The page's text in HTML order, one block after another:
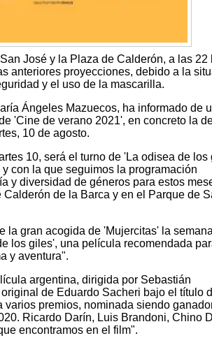
José y la Plaza de Calderón, a las 22
anteriores proyecciones, debido a la
y el uso de la mascarilla.
Ángeles Mazuecos, ha informado de
'Cine de verano 2021', en concreto la
10 de agosto.
10, será el turno de 'La odisea de los
con la que seguimos la programación
y diversidad de géneros para estos
de la Barca y en el Parque de
la gran acogida de 'Mujercitas' la semana
los giles', una película recomendada
y aventura".
argentina, dirigida por Sebastián
de Eduardo Sacheri bajo el título
premios, nominada siendo
Ricardo Darín, Luis Brandoni, Chino
encontramos en el film".